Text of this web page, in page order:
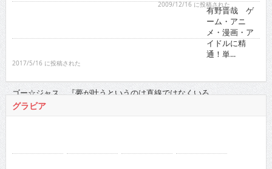
ゴー☆ジャス 『夢が叶う
というのは直線ではなくい
ろ...
2021/11/16 に投稿された